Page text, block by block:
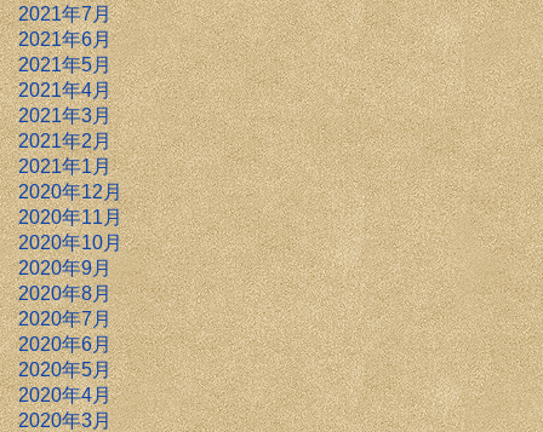
2021年7月
2021年6月
2021年5月
2021年4月
2021年3月
2021年2月
2021年1月
2020年12月
2020年11月
2020年10月
2020年9月
2020年8月
2020年7月
2020年6月
2020年5月
2020年4月
2020年3月